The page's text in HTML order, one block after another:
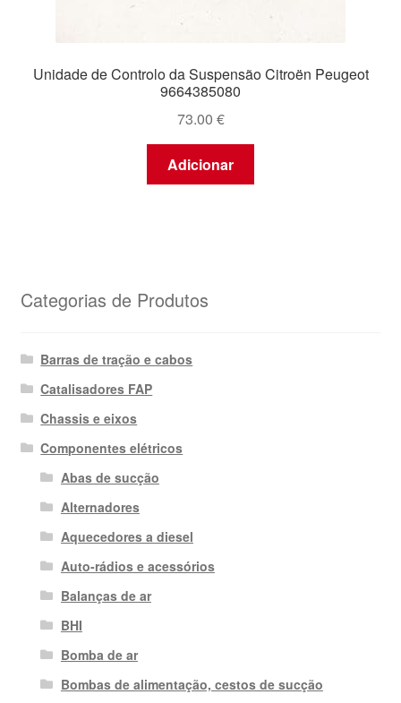
Unidade de Controlo da Suspensão Citroën Peugeot
9664385080
73.00 €
Adicionar
Categorias de Produtos
Barras de tração e cabos
Catalisadores FAP
Chassis e eixos
Componentes elétricos
Abas de sucção
Alternadores
Aquecedores a diesel
Auto-rádios e acessórios
Balanças de ar
BHI
Bomba de ar
Bombas de alimentação, cestos de sucção